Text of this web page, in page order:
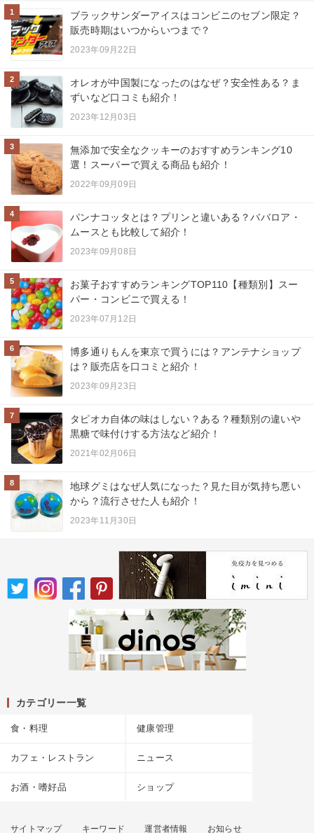
1
ブラックサンダーアイスはコンビニのセブン限定？
販売時期はいつからいつまで？
2023年09月22日
2
オレオが中国製になったのはなぜ？安全性ある？ま
ずいなど口コミも紹介！
2023年12月03日
3
無添加で安全なクッキーのおすすめランキング10
選！スーパーで買える商品も紹介！
2022年09月09日
4
パンナコッタとは？プリンと違いある？ババロア・
ムースとも比較して紹介！
2023年09月08日
5
お菓子おすすめランキングTOP110【種類別】スー
パー・コンビニで買える！
2023年07月12日
6
博多通りもんを東京で買うには？アンテナショップ
は？販売店を口コミと紹介！
2023年09月23日
7
タピオカ自体の味はしない？ある？種類別の違いや
黒糖で味付けする方法など紹介！
2021年02月06日
8
地球グミはなぜ人気になった？見た目が気持ち悪い
から？流行させた人も紹介！
2023年11月30日
カテゴリー一覧
食・料理 健康管理
カフェ・レストラン ニュース
お酒・嗜好品 ショップ
サイトマップ キーワード 運営者情報 お知らせ